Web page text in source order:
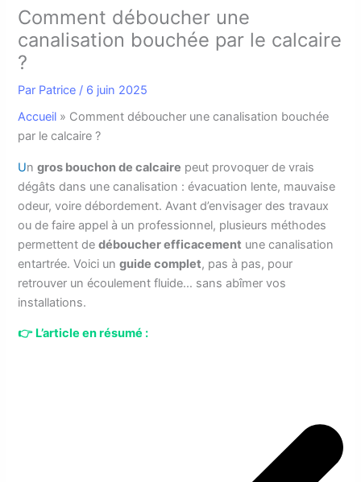
Comment déboucher une
canalisation bouchée par le calcaire
?
Par Patrice / 6 juin 2025
Accueil » Comment déboucher une canalisation bouchée
par le calcaire ?
Ungros bouchon de calcaire peut provoquer de vrais
dégâts dans une canalisation : évacuation lente, mauvaise
odeur, voire débordement. Avant d’envisager des travaux
ou de faire appel à un professionnel, plusieurs méthodes
permettent dedéboucher efficacement une canalisation
entartrée. Voici unguide complet, pas à pas, pour
retrouver un écoulement fluide… sans abîmer vos
installations.
👉 L’article en résumé :